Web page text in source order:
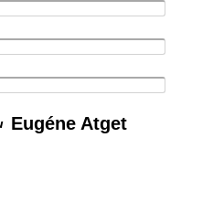
Eugéne Atget